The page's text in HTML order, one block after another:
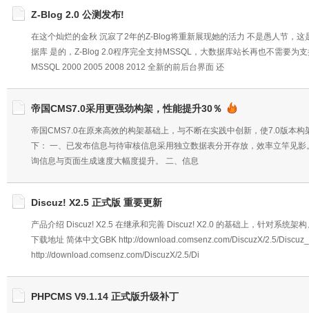
Z-Blog 2.0 公测发布!
在这个灿烂的金秋 沉寂了2年的Z-Blog将重新展现她的活力 不是愚人节，
据库 是的，Z-Blog 2.0程序完全支持MSSQL，大数据库站长再也不需要为
MSSQL 2000 2005 2008 2012 全新的前后台界面 还
帝国CMS7.0采用更强劲构架，性能提升30％
帝国CMS7.0在原来高效的构架基础上，与不断在实践中创新，使7.0版本
下： 一、已发布信息与待审核信息采用独立数据表分开存放，效率立竿见
询信息与页面生成速度大幅度提升。 二、信息
Discuz! X2.5 正式版 重要更新
产品介绍 Discuz! X2.5 在继承和完善 Discuz! X2.0 的基础上，针对系统架
下载地址 简体中文GBK http://download.comsenz.com/DiscuzX/2.5/
http://download.comsenz.com/DiscuzX/2.5/Di
PHPCMS V9.1.14 正式版升级补丁